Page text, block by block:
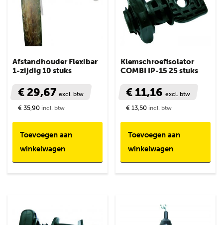
Afstandhouder Flexibar
1-zijdig 10 stuks
€ 29,67 excl. btw
€ 35,90 incl. btw
Toevoegen aan
winkelwagen
Klemschroefisolator
COMBI IP-15 25 stuks
€ 11,16excl. btw
€ 13,50 incl. btw
Toevoegen aan
winkelwagen